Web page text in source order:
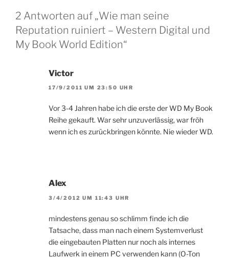
2 Antworten auf „Wie man seine
Reputation ruiniert – Western Digital und
My Book World Edition“
Victor
17/9/2011 UM 23:50 UHR
Vor 3-4 Jahren habe ich die erste der WD My Book
Reihe gekauft. War sehr unzuverlässig, war fröh
wenn ich es zurückbringen könnte. Nie wieder WD.
Alex
3/4/2012 UM 11:43 UHR
mindestens genau so schlimm finde ich die
Tatsache, dass man nach einem Systemverlust
die eingebauten Platten nur noch als internes
Laufwerk in einem PC verwenden kann (O-Ton